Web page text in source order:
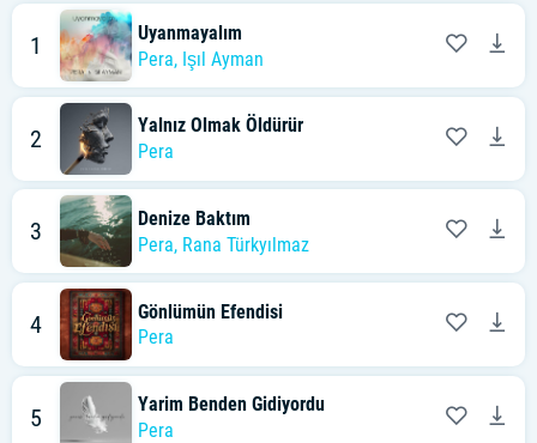
1
Uyanmayalım
Pera, Işıl Ayman
2
Yalnız Olmak Öldürür
Pera
3
Denize Baktım
Pera, Rana Türkyılmaz
4
Gönlümün Efendisi
Pera
5
Yarim Benden Gidiyordu
Pera